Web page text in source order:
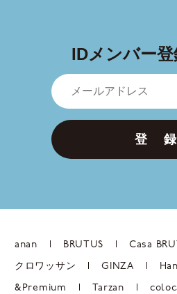
IDメンバー
登 録
anan BRUTUS Casa
クロワッサン GINZA
&Premium Tarzan